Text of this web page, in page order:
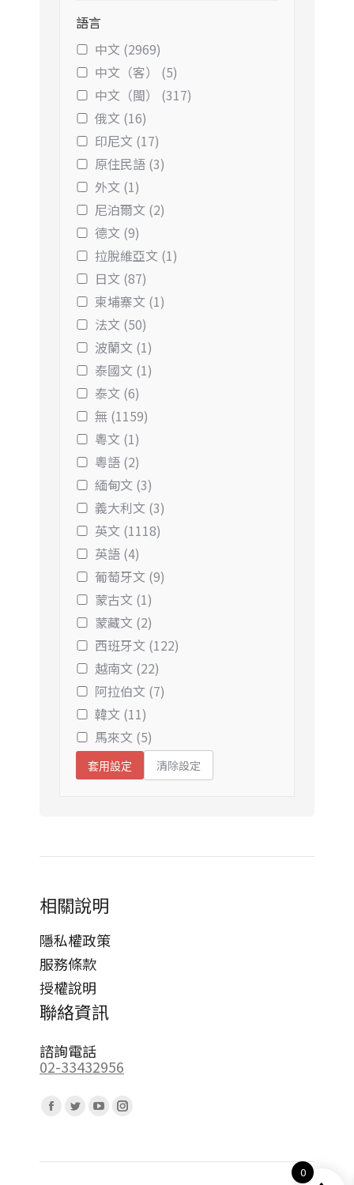
語言
中文 (2969)
中文（客） (5)
中文（閩） (317)
俄文 (16)
印尼文 (17)
原住民語 (3)
外文 (1)
尼泊爾文 (2)
德文 (9)
拉脫維亞文 (1)
日文 (87)
柬埔寨文 (1)
法文 (50)
波蘭文 (1)
泰國文 (1)
泰文 (6)
無 (1159)
粵文 (1)
粵語 (2)
緬甸文 (3)
義大利文 (3)
英文 (1118)
英語 (4)
葡萄牙文 (9)
蒙古文 (1)
蒙藏文 (2)
西班牙文 (122)
越南文 (22)
阿拉伯文 (7)
韓文 (11)
馬來文 (5)
套用設定 清除設定
相關說明
隱私權政策
服務條款
授權說明
聯絡資訊
諮詢電話
02-33432956
Facebook
opens
Twitter
opens
YouTube
opens
Instagram
opens
0